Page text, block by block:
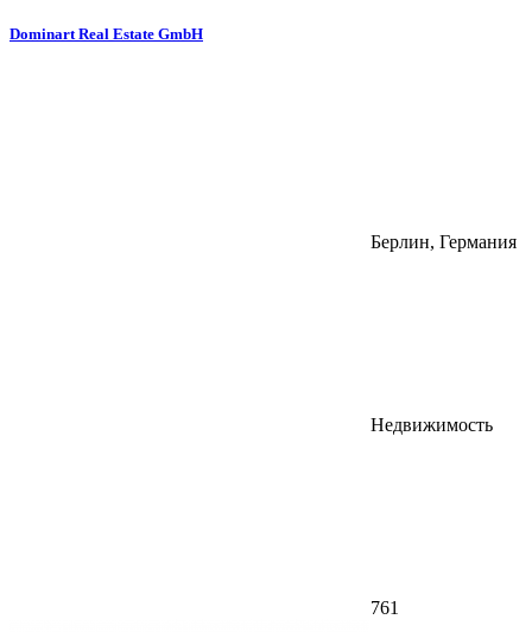
Dominart Real Estate GmbH
Берлин, Германия
Недвижимость
761